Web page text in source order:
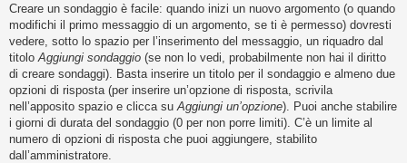
Creare un sondaggio è facile: quando inizi un nuovo argomento (o quando
modifichi il primo messaggio di un argomento, se ti è permesso) dovresti
vedere, sotto lo spazio per l’inserimento del messaggio, un riquadro dal
titolo Aggiungi sondaggio (se non lo vedi, probabilmente non hai il diritto
di creare sondaggi). Basta inserire un titolo per il sondaggio e almeno due
opzioni di risposta (per inserire un’opzione di risposta, scrivila
nell’apposito spazio e clicca su Aggiungi un’opzione). Puoi anche stabilire
i giorni di durata del sondaggio (0 per non porre limiti). C’è un limite al
numero di opzioni di risposta che puoi aggiungere, stabilito
dall’amministratore.